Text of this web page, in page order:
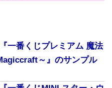
～Magiccraft～』のサン
一番くじプレミアム 魔法
～』のサンプル